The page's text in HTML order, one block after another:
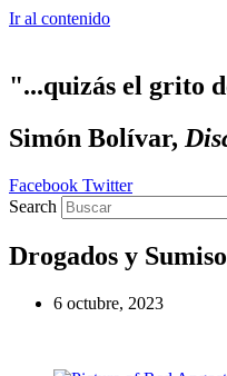
Ir al contenido
"...quizás el grito
Simón Bolívar,
Facebook Twitter
Search
Drogados y
6 octubre, 2023